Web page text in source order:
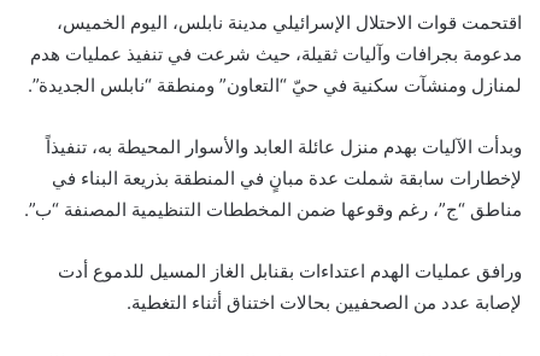
اقتحمت قوات الاحتلال الإسرائيلي مدينة نابلس، اليوم الخميس،
مدعومة بجرافات وآليات ثقيلة، حيث شرعت في تنفيذ عمليات هدم
لمنازل ومنشآت سكنية في حيّ “التعاون” ومنطقة “نابلس الجديدة”.
وبدأت الآليات بهدم منزل عائلة العابد والأسوار المحيطة به، تنفيذاً
لإخطارات سابقة شملت عدة مبانٍ في المنطقة بذريعة البناء في
مناطق “ج”، رغم وقوعها ضمن المخططات التنظيمية المصنفة “ب”.
ورافق عمليات الهدم اعتداءات بقنابل الغاز المسيل للدموع أدت
لإصابة عدد من الصحفيين بحالات اختناق أثناء التغطية.